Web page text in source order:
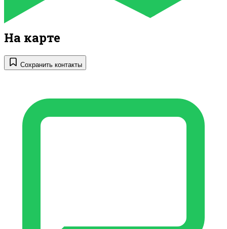
На карте
Сохранить контакты